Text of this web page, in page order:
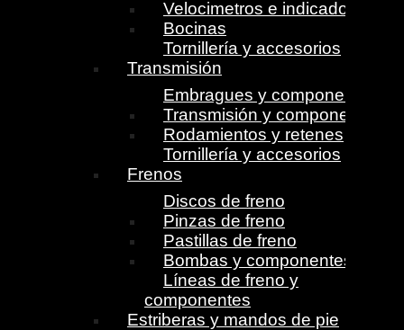
Velocimetros e indicadores
Bocinas
Tornillería y accesorios
Transmisión
Embragues y componentes
Transmisión y componentes
Rodamientos y retenes
Tornillería y accesorios
Frenos
Discos de freno
Pinzas de freno
Pastillas de freno
Bombas y componentes
Líneas de freno y
componentes
Estriberas y mandos de pie